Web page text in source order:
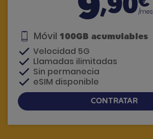
/mes
Móvil 100GB acumulables
Velocidad 5G
Llamadas ilimitadas
Sin permanecia
eSIM disponible
CONTRATAR